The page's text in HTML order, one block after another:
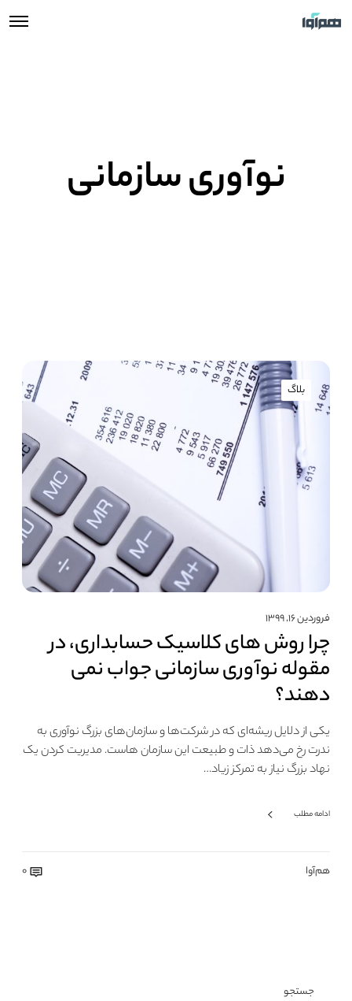
نوآوری سازمانی
بلاگ
فروردین ۱۶, ۱۳۹۹
چرا روش های کلاسیک حسابداری، در
مقوله نوآوری سازمانی جواب نمی
دهند؟
یکی از دلایل ریشه‌ای که در شرکت‌ها و سازمان‌های بزرگ نوآوری به
ندرت رخ می‌دهد ذات و طبیعت این سازمان هاست. مدیریت کردن یک
نهاد بزرگ نیاز به تمرکز زیاد…
ادامه مطلب
هم‌آوا 0
جستجو